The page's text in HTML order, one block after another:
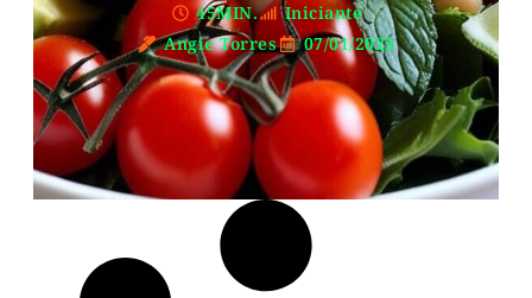
45MIN.
Iniciante
Angie Torres
07/01/2025